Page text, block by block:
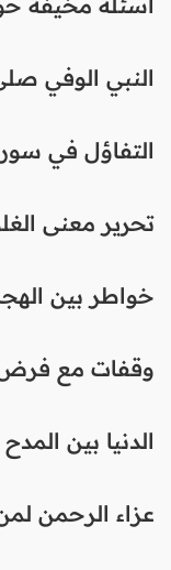
النبي الوفي
التفاؤل في
تحرير معنى
خواطر بين
وقفات مع فرض
الدنيا بين
عزاء الرحمن